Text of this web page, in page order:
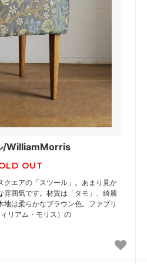
/WilliamMorris
OUT
クエアの「スツール」。あまり見か
雰囲気です。材質は「タモ」、綺麗
は柔らかなブラウン色。ファブリ
リアム・モリス）の